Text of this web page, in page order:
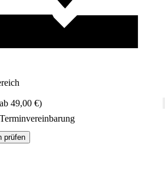
49,00 €)
prüfen